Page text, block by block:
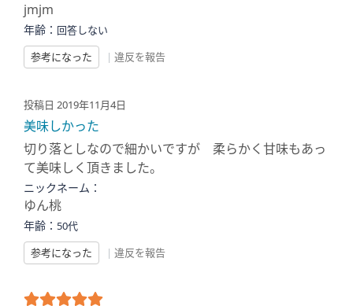
jmjm
年齢： 回答しない
参考になった
| 違反を報告
投稿日 2019年11月4日
美味しかった
切り落としなので細かいですが 柔らかく甘味もあっ
て美味しく頂きました。
ニックネーム：
ゆん桃
年齢： 50代
参考になった
| 違反を報告